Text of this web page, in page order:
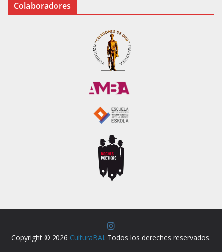
Colaboradores
Copyright © 2026 CulturaBAI. Todos los derechos reservados.